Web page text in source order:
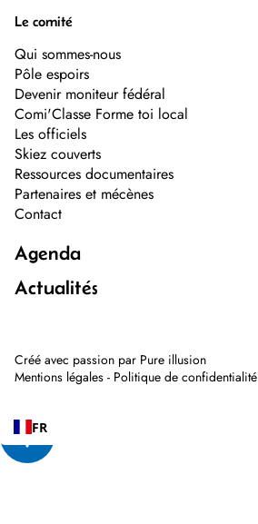
Le comité
Qui sommes-nous
Pôle espoirs
Devenir moniteur fédéral
Comi'Classe Forme toi local
Les officiels
Skiez couverts
Ressources documentaires
Partenaires et mécènes
Contact
Agenda
Actualités
Créé avec passion par Pure illusion
Mentions légales - Politique de confidentialité
FR